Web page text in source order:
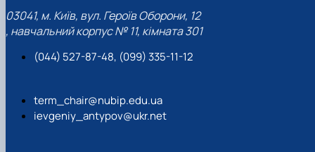
03041, м. Київ, вул. Героїв Оборони, 12
, навчальний корпус № 11, кімната 301
(044) 527-87-48, (099) 335-11-12
term_chair@nubip.edu.ua
ievgeniy_antypov@ukr.net